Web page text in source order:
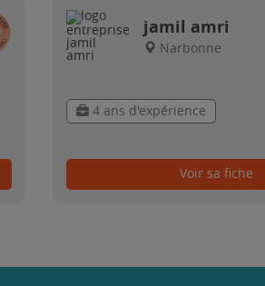
jamil amri
Narbonne
4 ans d'expérience
Voir sa fiche